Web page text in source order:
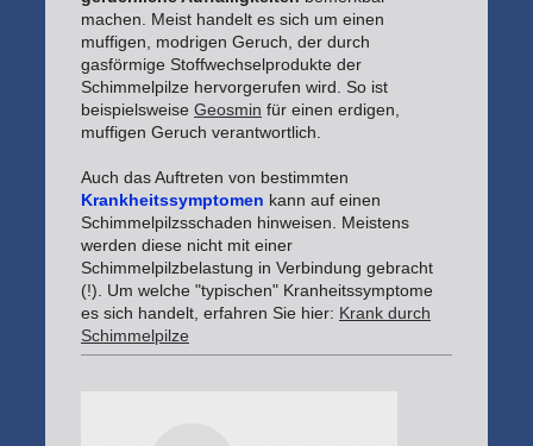
machen. Meist handelt es sich um einen
muffigen, modrigen Geruch, der durch
gasförmige Stoffwechselprodukte der
Schimmelpilze hervorgerufen wird. So ist
beispielsweise Geosmin für einen erdigen,
muffigen Geruch verantwortlich.
Auch das Auftreten von bestimmten
Krankheitssymptomen kann auf einen
Schimmelpilzsschaden hinweisen. Meistens
werden diese nicht mit einer
Schimmelpilzbelastung in Verbindung gebracht
(!). Um welche "typischen" Kranheitssymptome
es sich handelt, erfahren Sie hier: Krank durch
Schimmelpilze